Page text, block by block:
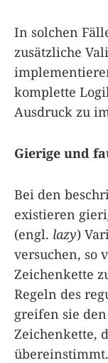
In solchen
zusätzliche
komplette
Ausdruck zu
Gierige und
Bei den
existieren
(engl. lazy)
versuchen, so
Zeichenkette
Regeln des
greifen sie
Zeichenkette,
übereinstimmt.